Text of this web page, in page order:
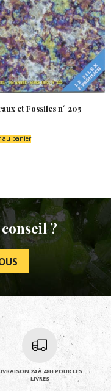
et Fossiles n° 205
au panier
?
24 À 48H POUR LES
LIVRES